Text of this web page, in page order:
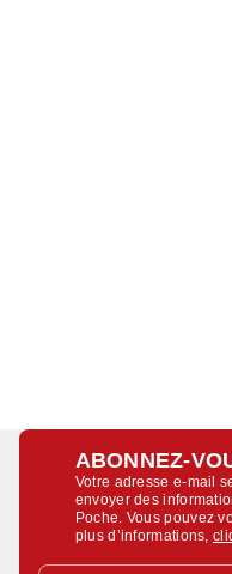
ABONNEZ-
Votre adresse e-mail
envoyer des
Poche. Vous pouvez
plus d’informations,